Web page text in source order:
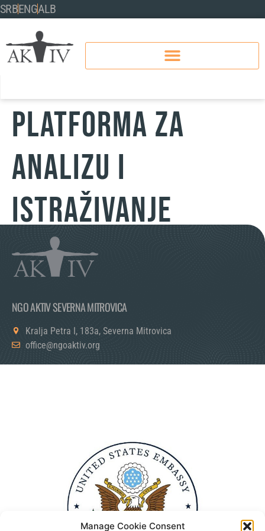
Manage Cookie Consent
SRBENGALB
Platforma za
analizu i
istraživanje
NGO AKTIV SEVERNA MITROVICA
Kralja Petra I, 183a, Severna Mitrovica
office@ngoaktiv.org